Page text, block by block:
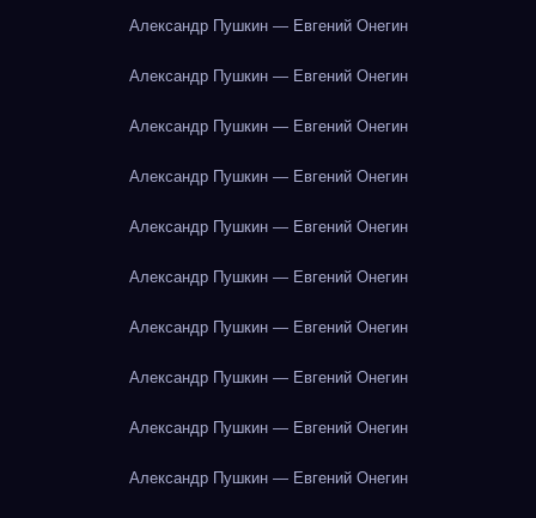
Александр Пушкин — Евгений Онегин
Александр Пушкин — Евгений Онегин
Александр Пушкин — Евгений Онегин
Александр Пушкин — Евгений Онегин
Александр Пушкин — Евгений Онегин
Александр Пушкин — Евгений Онегин
Александр Пушкин — Евгений Онегин
Александр Пушкин — Евгений Онегин
Александр Пушкин — Евгений Онегин
Александр Пушкин — Евгений Онегин